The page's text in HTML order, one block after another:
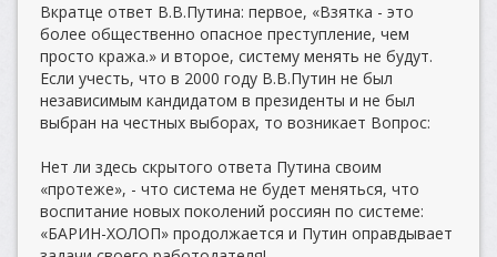
Вкратце ответ В.В.Путина: первое, «Взятка - это
более общественно опасное преступление, чем
просто кража.» и второе, систему менять не будут.
Если учесть, что в 2000 году В.В.Путин не был
независимым кандидатом в президенты и не был
выбран на честных выборах, то возникает Вопрос:
Нет ли здесь скрытого ответа Путина своим
«протеже», - что система не будет меняться, что
воспитание новых поколений россиян по системе:
«БАРИН-ХОЛОП» продолжается и Путин оправдывает